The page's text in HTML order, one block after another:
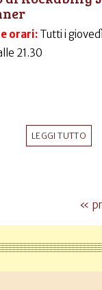
orari: Tutti i
21.30
LEGGI TUTTO
«